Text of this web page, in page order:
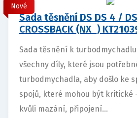
Nové
Sada těsnění DS DS 4 /
CROSSBACK (NX_)
Sada těsnění k
všechny díly, které jsou
turbodmychadla, aby došlo ke
spojů, které mohou být kritické
kvůli mazání, připojení...